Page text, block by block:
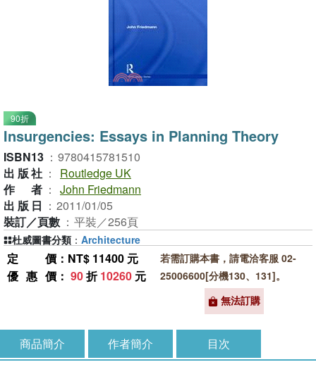
90折
Insurgencies: Essays in Planning Theory
ISBN13 ： 9780415781510
出版社 ：
Routledge UK
作者 ： John Friedmann
出版日 ： 2011/01/05
裝訂／頁數 ： 平裝／256頁
定價 ：NT$ 11400 元
優惠價 ： 90折10260 元
若需訂購本書，請電洽客服 02-
25006600[分機130、131]。
無法訂購
杜威圖書分類 ： Architecture
商品簡介 作者簡介 目次